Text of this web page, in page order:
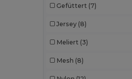
EXCD by Promodoro
Finden & Hales
Flexfit (159)
Front row
Gefüttert (7)
Jersey (8)
Meliert (3)
Mesh (8)